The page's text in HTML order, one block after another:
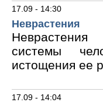
17.09 - 14:30
Неврастения
системы
истощения ее
17.09 - 14:04